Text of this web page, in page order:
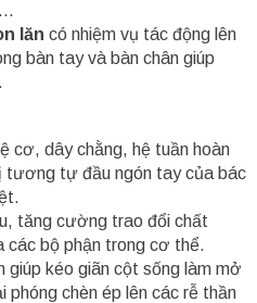
…
lăn có nhiệm vụ tác động lên
bàn tay và bàn chân giúp
cơ, dây chằng, hệ tuần hoàn
tương tự đầu ngón tay của bác
tăng cường trao đổi chất
các bộ phận trong cơ thể.
giúp kéo giãn cột sống làm mở
phóng chèn ép lên các rễ thần